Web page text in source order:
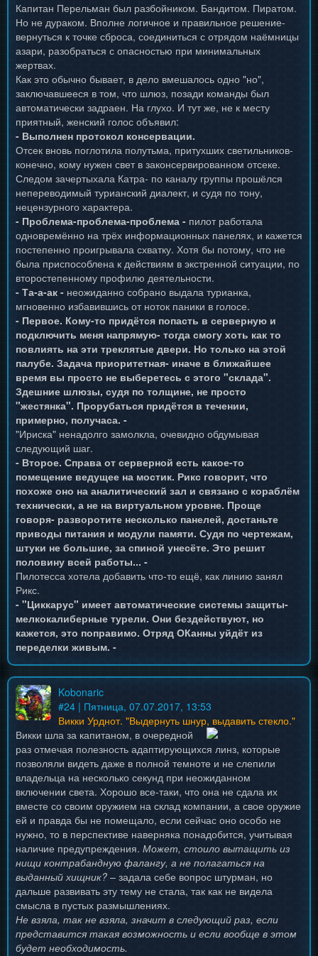
Капитан Перельман был разбойником. Бандитом. Пиратом.
Но не дураком. Вполне логичное и правильное решение-
вернуться к точке сброса, соединиться с отрядом наёмницы
азари, разобраться с опасностью при минимальных
жертвах.
Как это обычно бывает, в дело вмешалось одно "но",
заключавшееся в том, что шлюз, позади команды был
автоматически задраен. На глухо. И тут же, не к месту
приятный, женский голос объявил:
- Выполнен протокол консервации.
Отсек вновь поглотила полутьма, притухших светильников-
конечно, кому нужен свет в законсервированном отсеке.
Следом зачертыхала Катра- по каналу группы прошёлся
непереводимый турианский диалект, и судя по тону,
нецензурного характера.
- Проблема-проблема-проблема - пилот работала
одновремённо на трёх информационных панелях, и кажется
постепенно проигрывала схватку. Хотя бы потому, что не
была приспособлена к действиям в экстренной ситуации, по
второстепенному профилю деятельности.
- Та-а-ак - неожиданно собрано выдала турианка,
мгновенно избавившись от ноток паники в голосе.
- Первое. Кому-то придётся попасть в серверную и
подключить меня напрямую- тогда смогу хоть как то
повлиять на эти треклятые двери. Но только на этой
палубе. Задача приоритетная- иначе в ближайшее
время вы просто не выберетесь с этого "склада".
Здешние шлюзы, судя по толщине, не просто
"жестянка". Прорубаться придётся в течении,
примерно, получаса. -
"Ириска" ненадолго замолкла, очевидно обдумывая
следующий шаг.
- Второе. Справа от серверной есть какое-то
помещение ведущее на мостик. Рикс говорит, что
похоже оно на аналитический зал и связано с кораблём
технически, а не на виртуальном уровне. Проще
говоря- разворотите несколько панелей, достаньте
приводы питания и модули памяти. Судя по чертежам,
штуки не большие, за спиной унесёте. Это решит
половину всей работы... -
Пилотесса хотела добавить что-то ещё, как линию занял
Рикс.
- "Циккарус" имеет автоматические системы защиты-
мелкокалиберные турели. Они бездействуют, но
кажется, это поправимо. Отряд ОКанны уйдёт из
переделки живым. -
Kobonaric
#24 | Пятница, 07.07.2017, 13:53
Викки Урднот. "Выдернуть шнур, выдавить стекло."
Викки шла за капитаном, в очередной
раз отмечая полезность адаптирующихся линз, которые
позволяли видеть даже в полной темноте и не слепили
владельца на несколько секунд при неожиданном
включении света. Хорошо все-таки, что она не сдала их
вместе со своим оружием на склад компании, а свое оружие
ей и правда бы не помещало, если сейчас оно особо не
нужно, то в перспективе наверняка понадобится, учитывая
наличие предупреждения. Может, стоило вытащить из
нищи контрабандную фалангу, а не полагаться на
выданный хищник? – задала себе вопрос штурман, но
дальше развивать эту тему не стала, так как не видела
смысла в пустых размышлениях.
Не взяла, так не взяла, значит в следующий раз, если
представится такая возможность и если вообще в этом
будет необходимость.